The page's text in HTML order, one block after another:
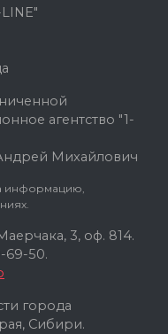
агентство "1-
Михайлович
информацию,
3, оф. 814.
69-50.
города
Сибири.